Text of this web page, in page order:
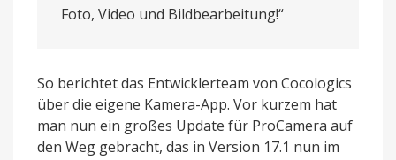
Foto, Video und Bildbearbeitung!“
So berichtet das Entwicklerteam von Cocologics
über die eigene Kamera-App. Vor kurzem hat
man nun ein großes Update für ProCamera auf
den Weg gebracht, das in Version 17.1 nun im